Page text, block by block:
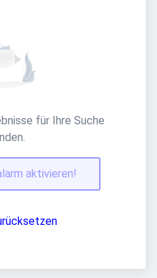
für Ihre Suche
aktivieren!